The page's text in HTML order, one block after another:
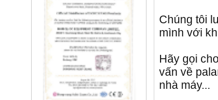
Chúng tôi
mình với
Hãy gọi
vấn về
nhà máy...